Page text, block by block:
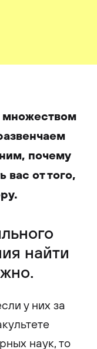
множеством
почему
от того,
найти
у них за
наук, то